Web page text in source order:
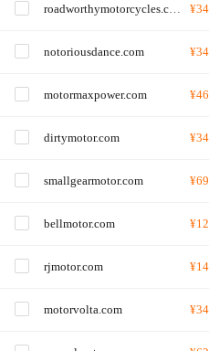
notoriousdance.com
motormaxpower.com
dirtymotor.com
smallgearmotor.com
bellmotor.com
rjmotor.com
motorvolta.com